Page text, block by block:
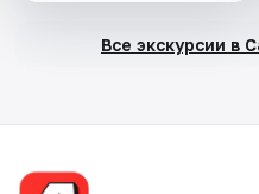
Все экскурсии в